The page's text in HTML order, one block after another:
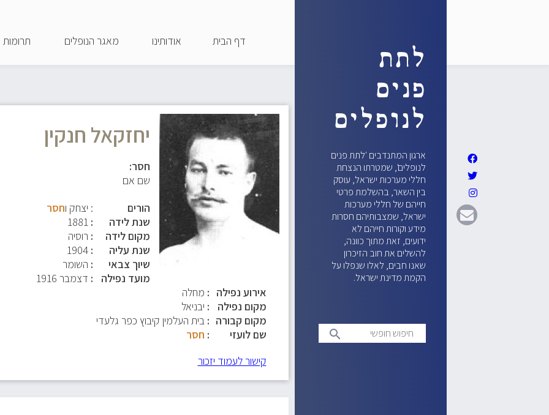
העיקרי
דף הבית אודותינו מאגר הנופלים תרומות
לתת
פנים
לנופלים
ארגון המתנדבים 'לתת פנים
לנופלים', שמטרתו הנצחת
חללי מערכות ישראל, עוסק
בין השאר, בהשלמת פרטי
חייהם של חללי מערכות
ישראל, שמצבותיהם חסרות
מידע וקורות חייהם לא
ידועים, זאת מתוך כוונה,
להשלים את חוב הזיכרון
שאנו חבים, לאלו שנפלו על
הקמת מדינת ישראל.
חיפוש
חופשי
search
יחזקאל חנקין
חסר:
שם אם
הורים
: יצחק וחסר
שנת לידה
1881
מקום לידה
רוסיה
שנת עליה
1904
שיוך צבאי
השומר
מועד נפילה
דצמבר 1916
אירוע נפילה
מחלה
מקום נפילה
יבניאל
מקום קבורה
בית העלמין קיבוץ כפר גלעדי
שם לועזי
חסר
קישור לעמוד יזכור